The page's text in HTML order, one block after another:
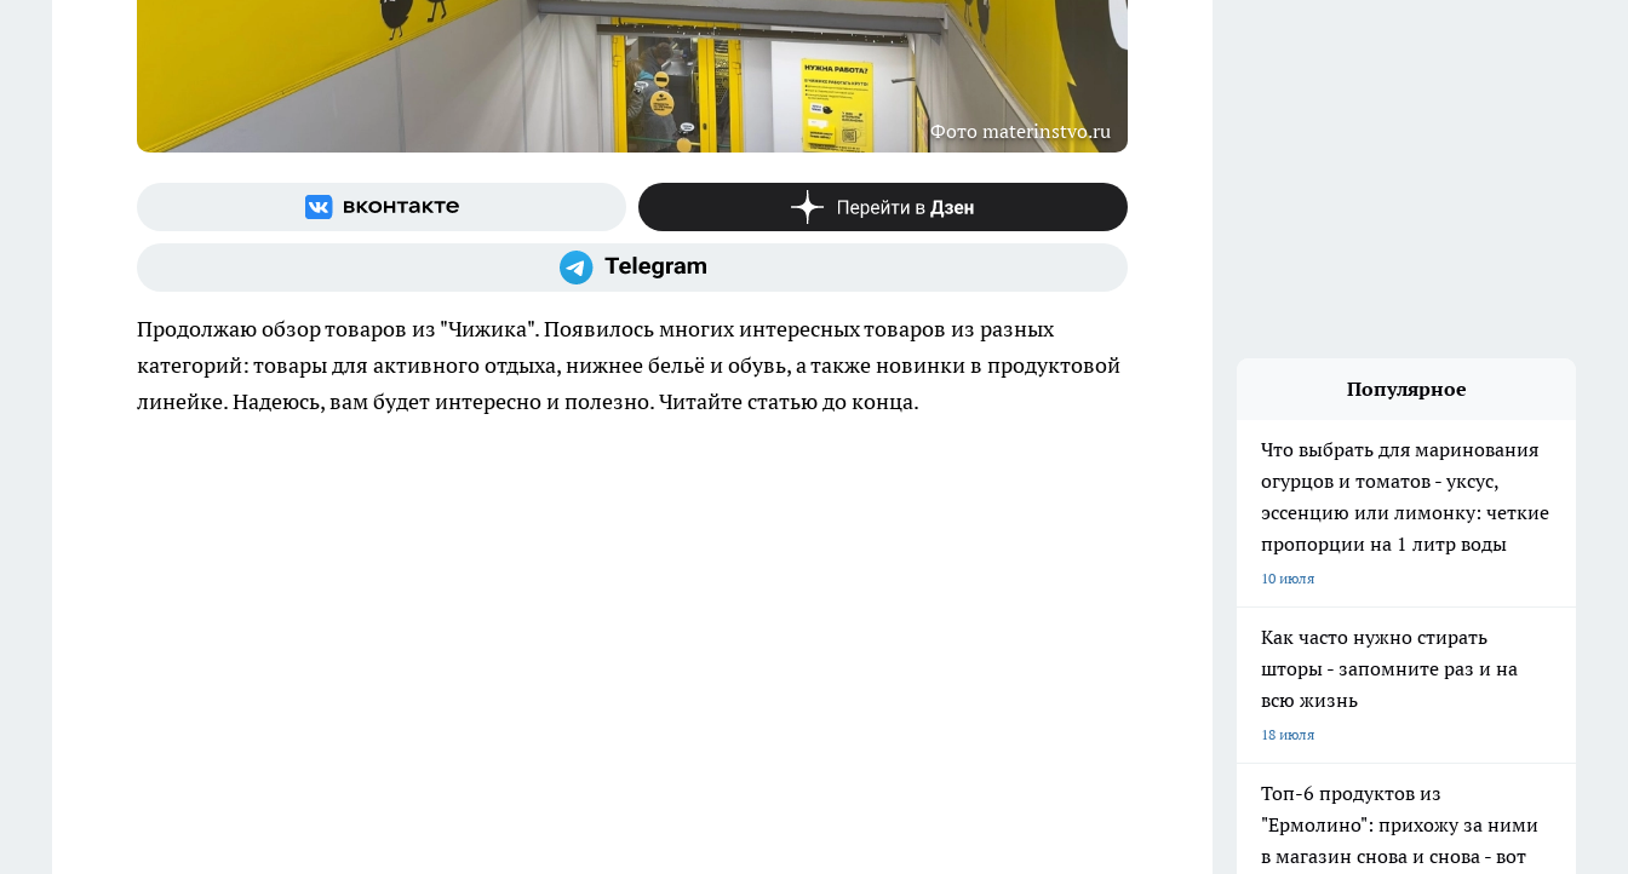
Фото materinstvo.ru
Продолжаю обзор товаров из "Чижика". Появилось многих интересных товаров из разных
категорий: товары для активного отдыха, нижнее бельё и обувь, а также новинки в продуктовой
линейке. Надеюсь, вам будет интересно и полезно. Читайте статью до конца.
Популярное
Что выбрать для маринования
огурцов и томатов - уксус,
эссенцию или лимонку: четкие
пропорции на 1 литр воды
10 июля
Как часто нужно стирать
шторы - запомните раз и на
всю жизнь
18 июля
Топ-6 продуктов из
"Ермолино": прихожу за ними
в магазин снова и снова - вот